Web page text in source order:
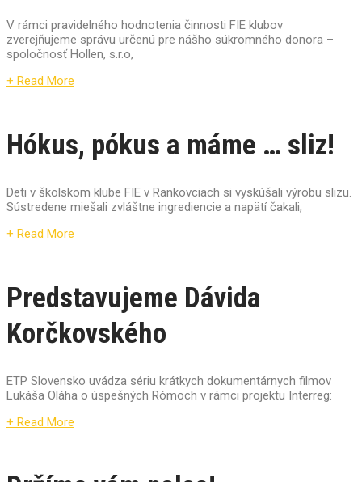
V rámci pravidelného hodnotenia činnosti FIE klubov
zverejňujeme správu určenú pre nášho súkromného donora –
spoločnosť Hollen, s.r.o,
+ Read More
Hókus, pókus a máme … sliz!
Deti v školskom klube FIE v Rankovciach si vyskúšali výrobu slizu.
Sústredene miešali zvláštne ingrediencie a napätí čakali,
+ Read More
Predstavujeme Dávida
Korčkovského
ETP Slovensko uvádza sériu krátkych dokumentárnych filmov
Lukáša Oláha o úspešných Rómoch v rámci projektu Interreg:
+ Read More